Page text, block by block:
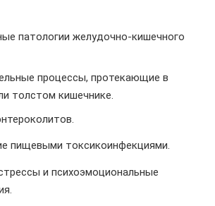
патологии желудочно-кишечного
процессы, протекающие в
толстом кишечнике.
пищевыми токсикоинфекциями.
и психоэмоциональные